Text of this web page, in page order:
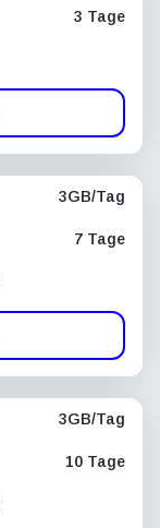
3 Tage
3GB/Tag
7 Tage
3GB/Tag
10 Tage